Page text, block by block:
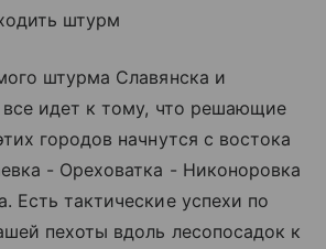
штурм
штурма Славянска и
идет к тому, что решающие
городов начнутся с востока
- Ореховатка - Никоноровка
Есть тактические успехи по
пехоты вдоль лесопосадок к